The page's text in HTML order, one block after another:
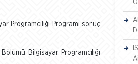
Programcılığı Programı sonuç
Bilgisayar Programcılığı